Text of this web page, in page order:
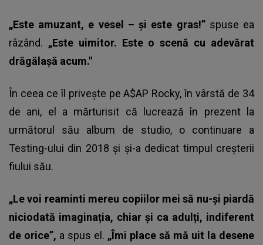
„Este amuzant, e vesel – și este gras!” spuse ea
râzând. „Este uimitor. Este o scenă cu adevărat
drăgălașă acum."
În ceea ce îl privește pe A$AP Rocky, în vârstă de 34
de ani, el a mărturisit că lucrează în prezent la
următorul său album de studio, o continuare a
Testing-ului din 2018 și și-a dedicat timpul creșterii
fiului său.
„Le voi reaminti mereu copiilor mei să nu-și piardă
niciodată imaginația, chiar și ca adulți, indiferent
de orice”, a spus el. „Îmi place să mă uit la desene